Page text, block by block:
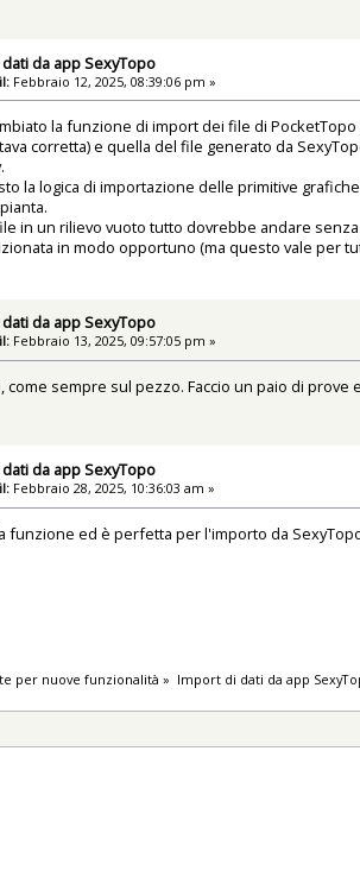
da app SexyTopo
Febbraio 12, 2025, 08:39:06 pm »
la funzione di import dei file di
corretta) e quella del file generato da
la logica di importazione delle primitive
in un rilievo vuoto tutto dovrebbe andare
in modo opportuno (ma questo vale per
da app SexyTopo
Febbraio 13, 2025, 09:57:05 pm »
come sempre sul pezzo. Faccio un paio di prove
da app SexyTopo
Febbraio 28, 2025, 10:36:03 am »
funzione ed è perfetta per l'importo da
per nuove funzionalità » Import di dati da app